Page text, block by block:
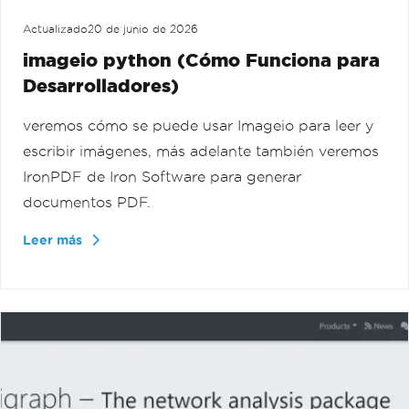
Actualizado20 de junio de 2026
imageio python (Cómo Funciona para
Desarrolladores)
veremos cómo se puede usar Imageio para leer y
escribir imágenes, más adelante también veremos
IronPDF de Iron Software para generar
documentos PDF.
Leer más